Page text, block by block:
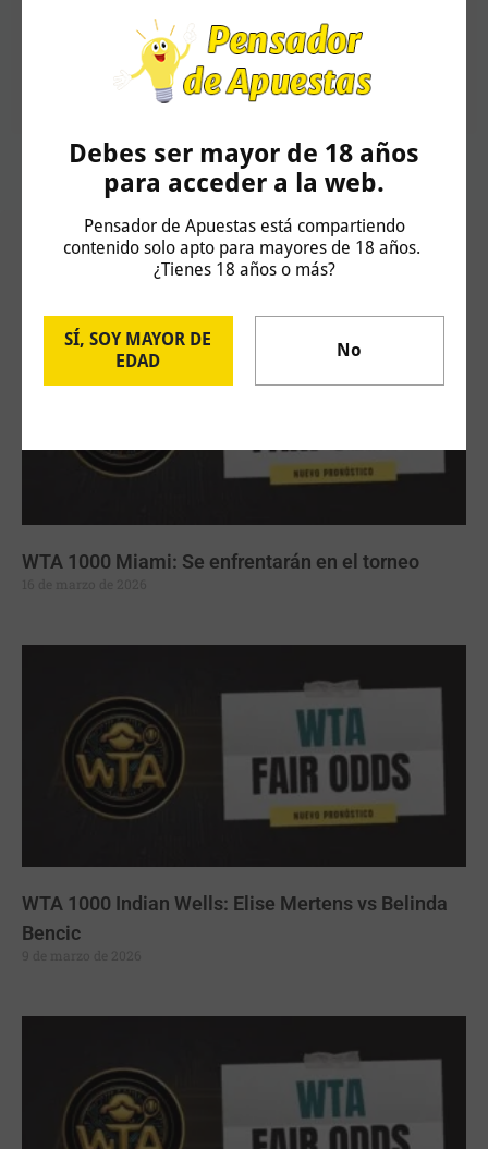
Debes ser mayor de 18 años
para acceder a la web.
Pensador de Apuestas está compartiendo
contenido solo apto para mayores de 18 años.
¿Tienes 18 años o más?
SÍ, SOY MAYOR DE
EDAD
No
pronosticar, todos los han terminado todos en positivo. Mi filosofía
es la de analizar muy detenidamente todos los encuentros, por lo
que suelo recomendar pocas apuestas pero muy bien
seleccionadas.
Artículos Relacionados
WTA 1000 Miami: Se enfrentarán en el torneo
WTA 1000 Indian Wells: Elise Mertens vs Belinda
Bencic